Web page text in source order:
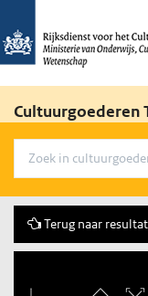
Cultuurgoederen
Terug naar